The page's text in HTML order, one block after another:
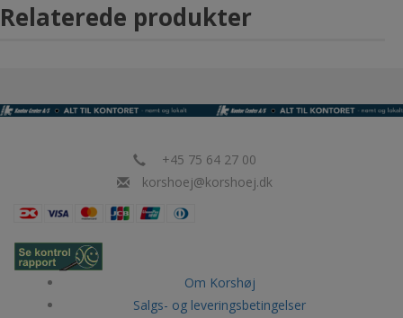
Relaterede produkter
+45 75 64 27 00
korshoej@korshoej.dk
Om Korshøj
Salgs- og leveringsbetingelser